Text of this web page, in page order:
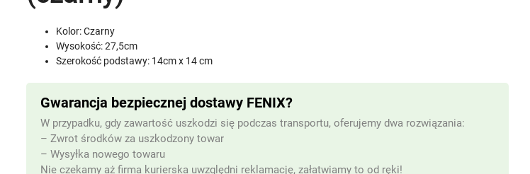
Kolor: Czarny
Wysokość: 27,5cm
Szerokość podstawy: 14cm x 14 cm
Gwarancja bezpiecznej dostawy FENIX?
W przypadku, gdy zawartość uszkodzi się podczas transportu, oferujemy dwa rozwiązania:
– Zwrot środków za uszkodzony towar
– Wysyłka nowego towaru
Nie czekamy aż firma kurierska uwzględni reklamację, załatwiamy to od ręki!